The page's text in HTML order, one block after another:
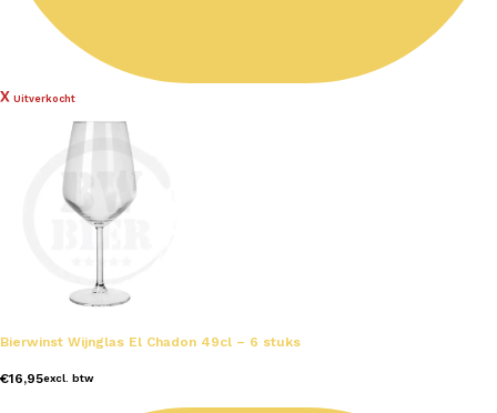
Uitverkocht
Bierwinst Wijnglas El Chadon 49cl – 6 stuks
€16,95excl. btw